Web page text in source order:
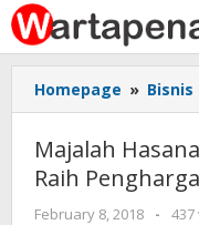
Skip
to
content
Homepage » Bisnis
Majalah
Raih
February 8, 2018
by
-
437